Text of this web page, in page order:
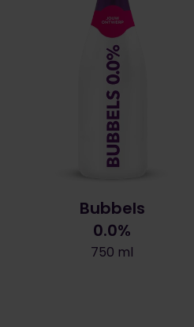
Bubbels
0.0%
750 ml